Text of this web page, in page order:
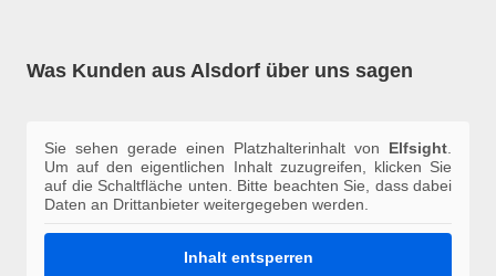
Was Kunden aus Alsdorf über uns sagen
Sie sehen gerade einen Platzhalterinhalt von Elfsight
Um auf den eigentlichen Inhalt zuzugreifen, klicken Sie
auf die Schaltfläche unten. Bitte beachten Sie, dass dabei
Daten an Drittanbieter weitergegeben werden.
Inhalt entsperren